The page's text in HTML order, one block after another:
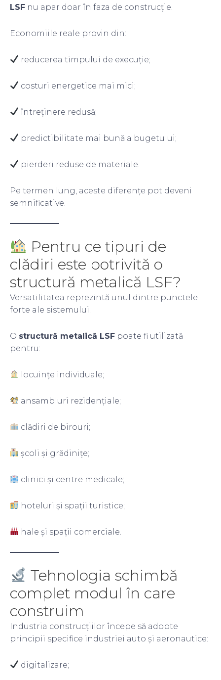
LSF nu apar doar în faza de construcție.
Economiile reale provin din:
reducerea timpului de execuție;
costuri energetice mai mici;
întreținere redusă;
predictibilitate mai bună a bugetului;
pierderi reduse de materiale.
Pe termen lung, aceste diferențe pot deveni
semnificative.
Pentru ce tipuri de
clădiri este potrivită o
structură metalică LSF?
Versatilitatea reprezintă unul dintre punctele
forte ale sistemului.
O structură metalică LSF poate fi utilizată
pentru:
locuințe individuale;
ansambluri rezidențiale;
clădiri de birouri;
școli și grădinițe;
clinici și centre medicale;
hoteluri și spații turistice;
hale și spații comerciale.
Tehnologia schimbă
complet modul în care
construim
Industria construcțiilor începe să adopte
principii specifice industriei auto și aeronautice:
digitalizare;